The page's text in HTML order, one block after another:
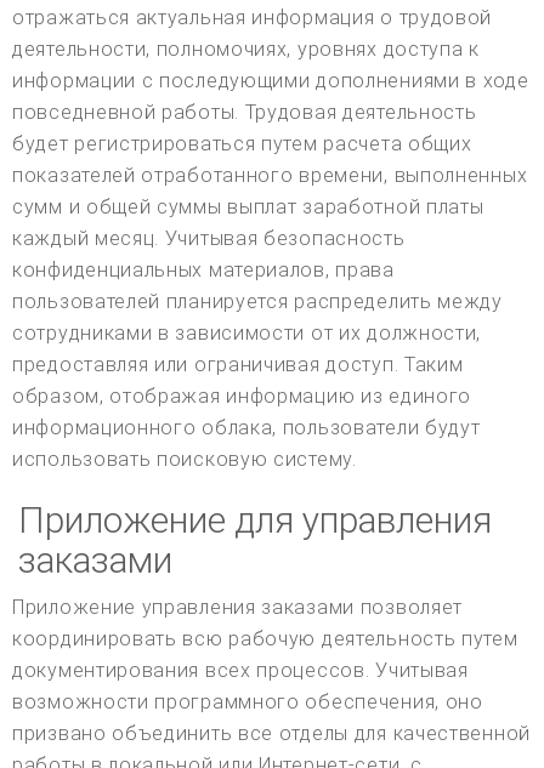
отражаться актуальная информация о трудовой
деятельности, полномочиях, уровнях доступа к
информации с последующими дополнениями в ходе
повседневной работы. Трудовая деятельность
будет регистрироваться путем расчета общих
показателей отработанного времени, выполненных
сумм и общей суммы выплат заработной платы
каждый месяц. Учитывая безопасность
конфиденциальных материалов, права
пользователей планируется распределить между
сотрудниками в зависимости от их должности,
предоставляя или ограничивая доступ. Таким
образом, отображая информацию из единого
информационного облака, пользователи будут
использовать поисковую систему.
Приложение для управления
заказами
Приложение управления заказами позволяет
координировать всю рабочую деятельность путем
документирования всех процессов. Учитывая
возможности программного обеспечения, оно
призвано объединить все отделы для качественной